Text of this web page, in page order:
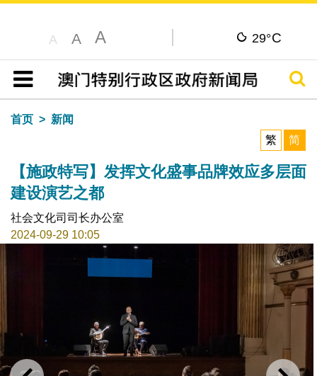
A A A 29°C
目录
搜寻
首页
新闻
繁
简
【施政特写】发挥文化盛事品牌效应多层面
建设演艺之都
社会文化司司长办公室
2024-09-29 10:05